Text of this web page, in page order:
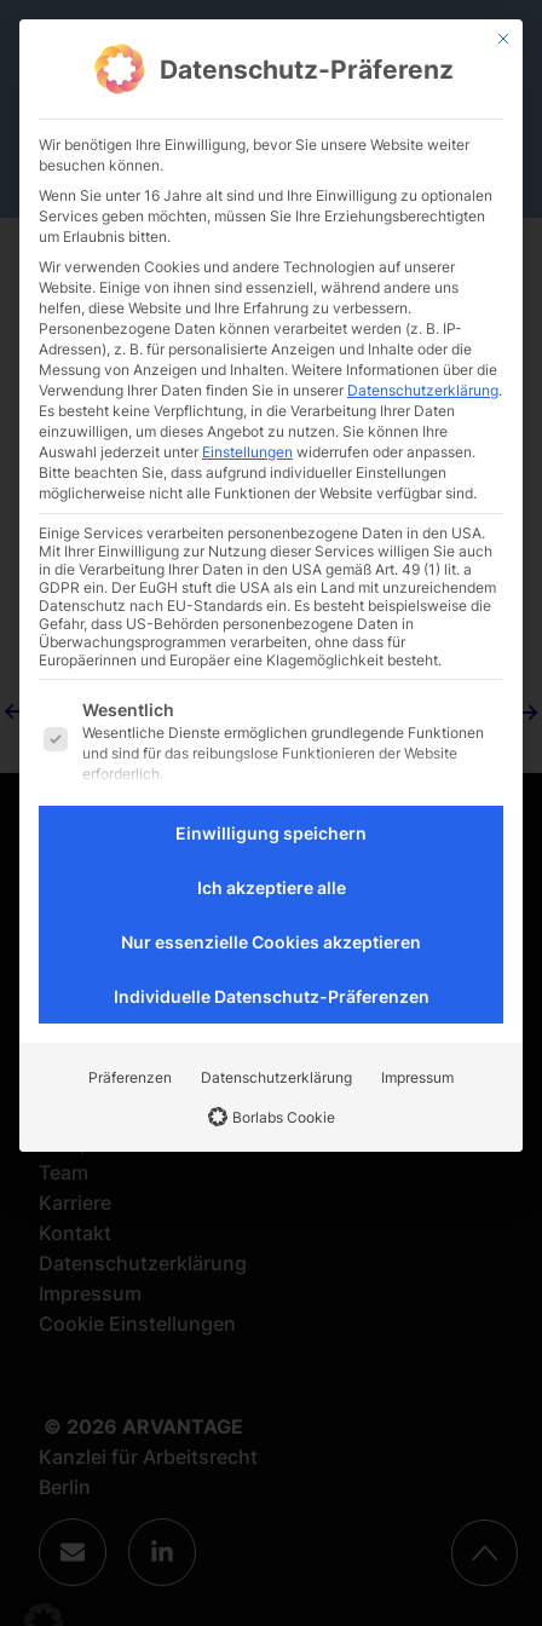
Zum
De En
Wir begrüßen herzlich
unseren neuen Kollegen Dr.
Dominik Schymura im Team
und freuen uns auf die
Zusammenarbeit!
VonFriederike Kumsteller/16. März 2026
← Vorheriger Aktuelle →
Kurfürstendamm 57
10707 Berlin
Fax: 030 513 022 710
office@arvantage.de
Team
Karriere
Kontakt
Datenschutzerklärung
Impressum
Cookie Einstellungen
© 2026 ARVANTAGE
Kanzlei für Arbeitsrecht
Berlin
Mit
Datenschutz-Präferenz
Wir benötigen Ihre Einwilligung, bevor Sie unsere Website weiter
besuchen können.
Wenn Sie unter 16 Jahre alt sind und Ihre Einwilligung zu optionalen
Services geben möchten, müssen Sie Ihre Erziehungsberechtigten
um Erlaubnis bitten.
Wir verwenden Cookies und andere Technologien auf unserer
Website. Einige von ihnen sind essenziell, während andere uns
helfen, diese Website und Ihre Erfahrung zu verbessern.
Personenbezogene Daten können verarbeitet werden (z. B. IP-
Adressen), z. B. für personalisierte Anzeigen und Inhalte oder die
Messung von Anzeigen und Inhalten. Weitere Informationen über die
Verwendung Ihrer Daten finden Sie in unserer Datenschutzerklärung.
Es besteht keine Verpflichtung, in die Verarbeitung Ihrer Daten
einzuwilligen, um dieses Angebot zu nutzen. Sie können Ihre
Auswahl jederzeit unter Einstellungen widerrufen oder anpassen.
Bitte beachten Sie, dass aufgrund individueller Einstellungen
möglicherweise nicht alle Funktionen der Website verfügbar sind.
Einige Services verarbeiten personenbezogene Daten in den USA.
Mit Ihrer Einwilligung zur Nutzung dieser Services willigen Sie auch
in die Verarbeitung Ihrer Daten in den USA gemäß Art. 49 (1) lit. a
GDPR ein. Der EuGH stuft die USA als ein Land mit unzureichendem
Datenschutz nach EU-Standards ein. Es besteht beispielsweise die
Gefahr, dass US-Behörden personenbezogene Daten in
Überwachungsprogrammen verarbeiten, ohne dass für
Europäerinnen und Europäer eine Klagemöglichkeit besteht.
Es folgt eine Liste der Service-Gruppen, für
Wesentlich
Wesentliche Dienste ermöglichen grundlegende Funktionen
und sind für das reibungslose Funktionieren der Website
erforderlich.
Externe Medien
Inhalte von Videoplattformen und Social-Media-Plattformen
manuelle Einwilligung mehr erforderlich.
Einwilligung speichern
Ich akzeptiere alle
Nur essenzielle Cookies akzeptieren
Individuelle Datenschutz-Präferenzen
Präferenzen Datenschutzerklärung Impressum
Borlabs Cookie